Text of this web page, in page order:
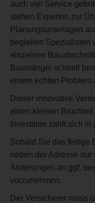
auch viel Service
stehen Experten zur
Planungsunterlagen
begleiten Spezialisten
einzelnen
Baumängel schnell
einem echten Problem
Dieser innovative
einen kleinen
Investition zahlt sich
Sobald Sie das fertige
neben der Adresse
Änderungen an ggf.
vorzunehmen.
Der Versicherer muss